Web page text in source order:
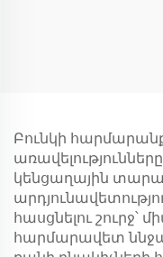
Բունկի
կենցաղային
հասցնելու
հարմարավետ